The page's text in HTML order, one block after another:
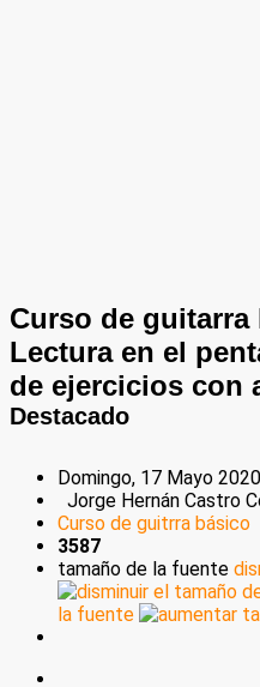
Curso de guitarra
Lectura en el
de ejercicios con
Destacado
Domingo, 17 Mayo
Jorge Hernán Castro
Curso de guitrra básico
3587
tamaño de la fuente
la fuente